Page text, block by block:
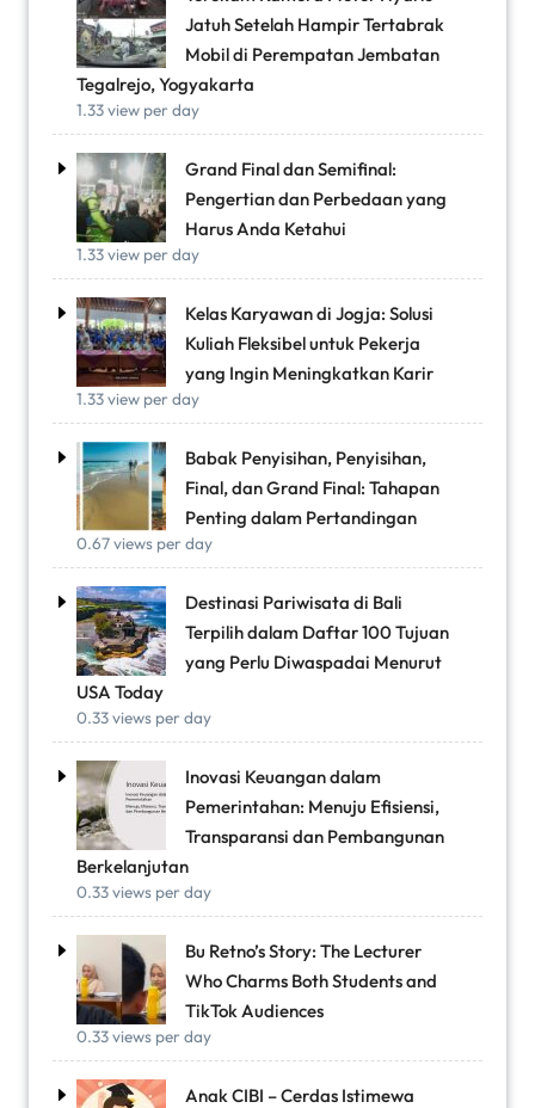
Jatuh Setelah Hampir Tertabrak
Mobil di Perempatan Jembatan
Tegalrejo, Yogyakarta
1.33 view per day
Grand Final dan Semifinal:
Pengertian dan Perbedaan yang
Harus Anda Ketahui
1.33 view per day
Kelas Karyawan di Jogja: Solusi
Kuliah Fleksibel untuk Pekerja
yang Ingin Meningkatkan Karir
1.33 view per day
Babak Penyisihan, Penyisihan,
Final, dan Grand Final: Tahapan
Penting dalam Pertandingan
0.67 views per day
Destinasi Pariwisata di Bali
Terpilih dalam Daftar 100 Tujuan
yang Perlu Diwaspadai Menurut
USA Today
0.33 views per day
Inovasi Keuangan dalam
Pemerintahan: Menuju Efisiensi,
Transparansi dan Pembangunan
Berkelanjutan
0.33 views per day
Bu Retno’s Story: The Lecturer
Who Charms Both Students and
TikTok Audiences
0.33 views per day
Anak CIBI – Cerdas Istimewa